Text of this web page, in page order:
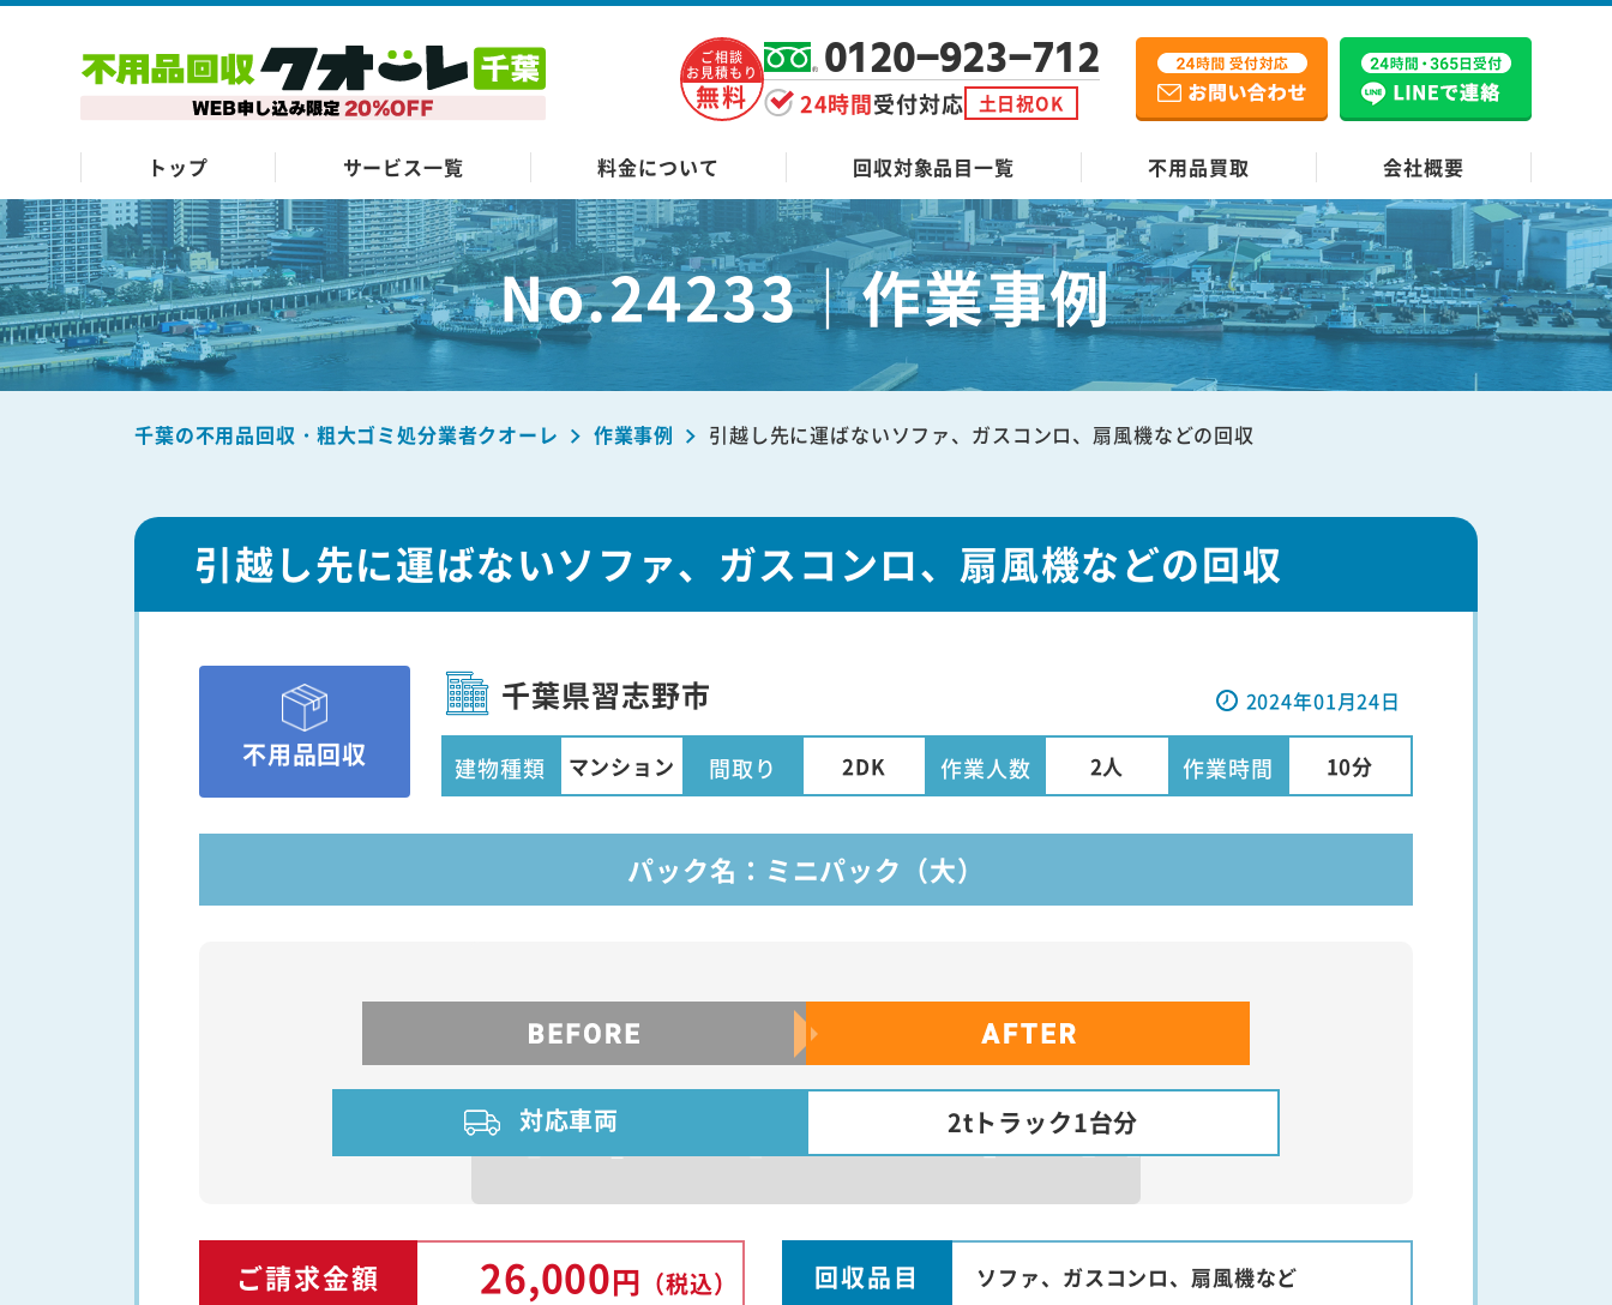
ご相談
お見積もり
無料
0120-923-712
24時間受付対応 土日祝OK
トップ サービス一覧 料金について 回収対象品目一覧 不用品買取 会社概要
No.24233｜作業事例
千葉の不用品回収・粗大ゴミ処分業者クオーレ 作業事例 引越し先に運ばないソファ、ガスコンロ、扇風機などの回収
引越し先に運ばないソファ、ガスコンロ、扇風機などの回収
2024年01月24日
不用品回収
千葉県習志野市
建物種類 マンション 間取り 2DK 作業人数 2人 作業時間 10分
パック名：ミニパック（大）
対応車両 2tトラック1台分
ご請求金額 26,000円 （税込） 回収品目 ソファ、ガスコンロ、扇風機など